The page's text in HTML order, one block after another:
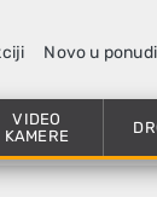
Novo u ponudi
VIDEO
KAMERE